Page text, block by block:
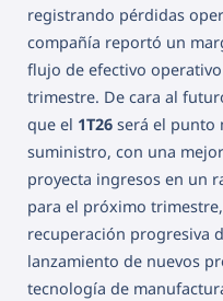
registrando pérdidas
compañía reportó un
flujo de efectivo
trimestre. De cara al
que el 1T26 será el punto
suministro, con una
proyecta ingresos en un
para el próximo
recuperación progresiva
lanzamiento de nuevos
tecnología de